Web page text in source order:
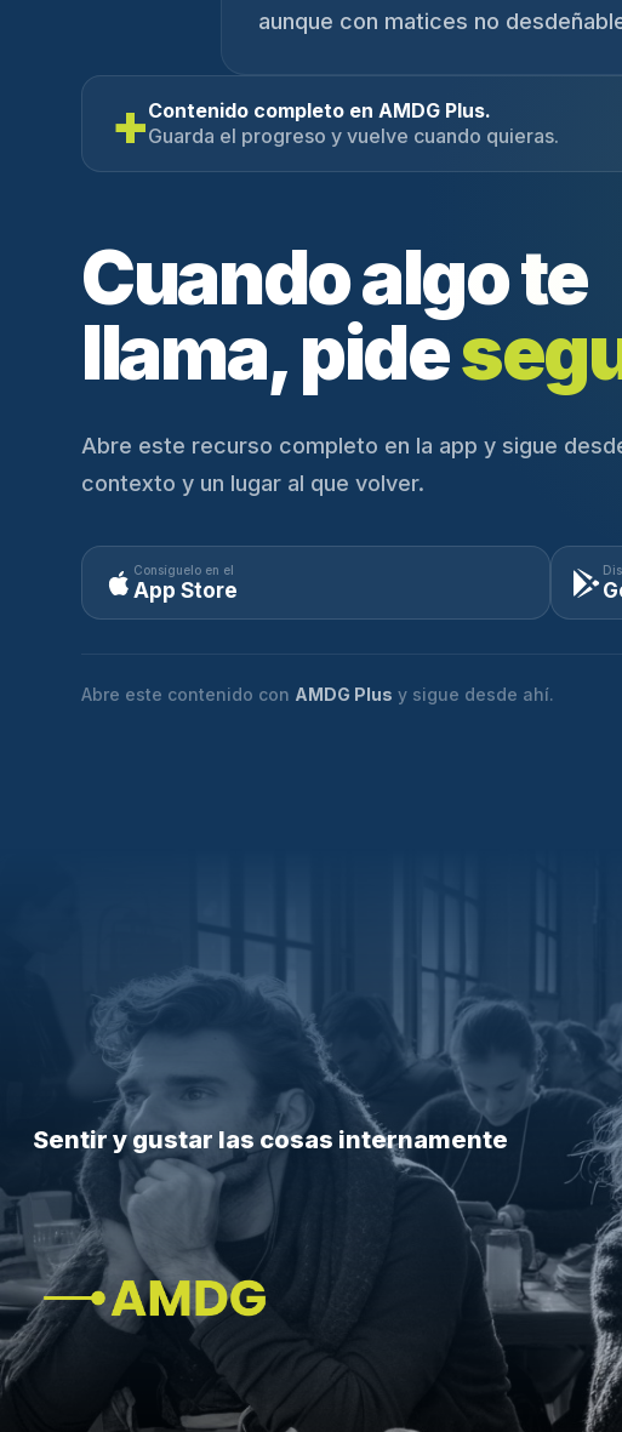
aunque con matices no
+Contenido completo en AMDG Plus.
Guarda el progreso y vuelve cuando quieras.
Cuando algo te
llama, pide
Abre este recurso completo en la app y sigue
contexto y un lugar al que volver.
Consíguelo en el
App Store
Abre este contenido con AMDG Plus y sigue desde ahí.
Sentir y gustar las cosas internamente